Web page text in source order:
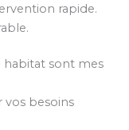
rapide.
habitat sont mes
vos besoins